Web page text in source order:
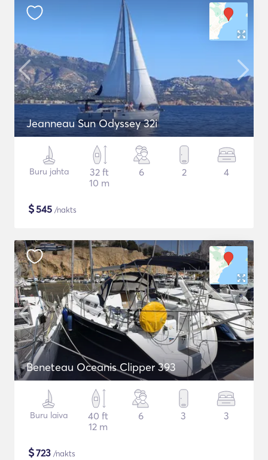
Jeanneau Sun Odyssey 32i
Buru jahta
32 ft
10 m
6 2 4
$545 /nakts
Beneteau Oceanis Clipper 393
Buru laiva
40 ft
12 m
6 3 3
$723 /nakts